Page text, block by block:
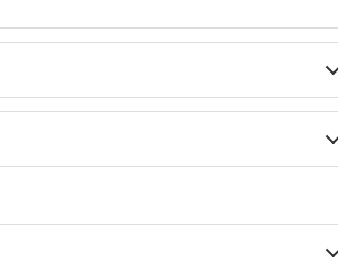
urbano Szybka Kolej Miejska de Gdańsk,
nas cidades vizinhas servem o
de acordo com a empresa de táxi, com